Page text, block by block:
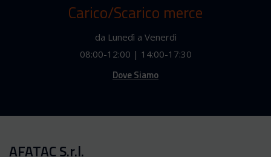
Carico/Scarico merce
da Lunedì a Venerdì
08:00-12:00 | 14:00-17:30
Dove Siamo
AFATAC S.r.l.